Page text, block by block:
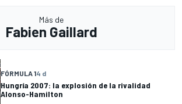
Más de
Fabien Gaillard
FÓRMULA 14 d
Hungría 2007: la explosión de la rivalidad
Alonso-Hamilton